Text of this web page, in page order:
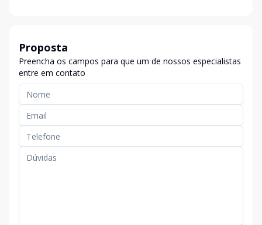
Proposta
Preencha os campos para que um de nossos especialistas
entre em contato